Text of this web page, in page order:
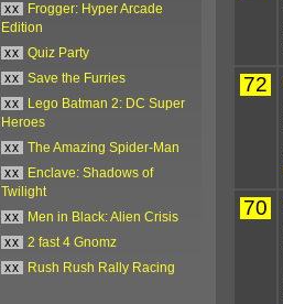
72
70
xx
Frogger: Hyper Arcade
Edition
xx
Quiz Party
xx
Save the Furries
xx
Lego Batman 2: DC Super
Heroes
xx
The Amazing Spider-Man
xx
Enclave: Shadows of
Twilight
xx
Men in Black: Alien Crisis
xx
2 fast 4 Gnomz
xx
Rush Rush Rally Racing